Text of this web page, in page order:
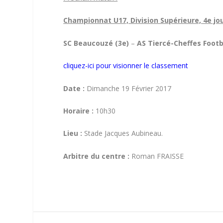
Championnat U17, Division Supérieure, 4e
SC Beaucouzé (3e) – AS Tiercé-Cheffes
cliquez-ici pour visionner le classement
Date : Dimanche 19 Février 2017
Horaire : 10h30
Lieu : Stade Jacques Aubineau.
Arbitre du centre : Roman FRAISSE